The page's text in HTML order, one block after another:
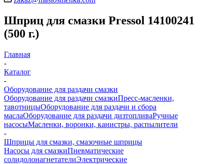
Шприц для смазки Pressol 14100241
(500 г.)
Главная
-
Каталог
-
Оборудование для раздачи смазки
Оборудование для раздачи смазкиПресс-масленки,
тавотницыОборудование для раздачи и сбора
маслаОборудование для раздачи дизтопливаРучные
насосыМасленки, воронки, канистры, распылители
-
Шприцы для смазки, смазочные шприцы
Насосы для смазкиПневматические
солидолонагнетателиЭлектрические